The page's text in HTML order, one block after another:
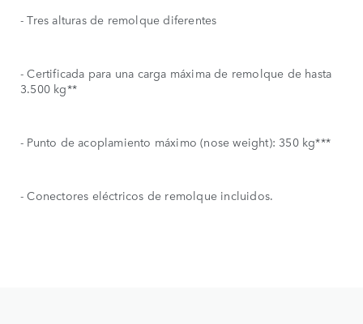
- Tres alturas de remolque diferentes
- Certificada para una carga máxima de remolque de hasta
3.500 kg**
- Punto de acoplamiento máximo (nose weight): 350 kg***
- Conectores eléctricos de remolque incluidos.